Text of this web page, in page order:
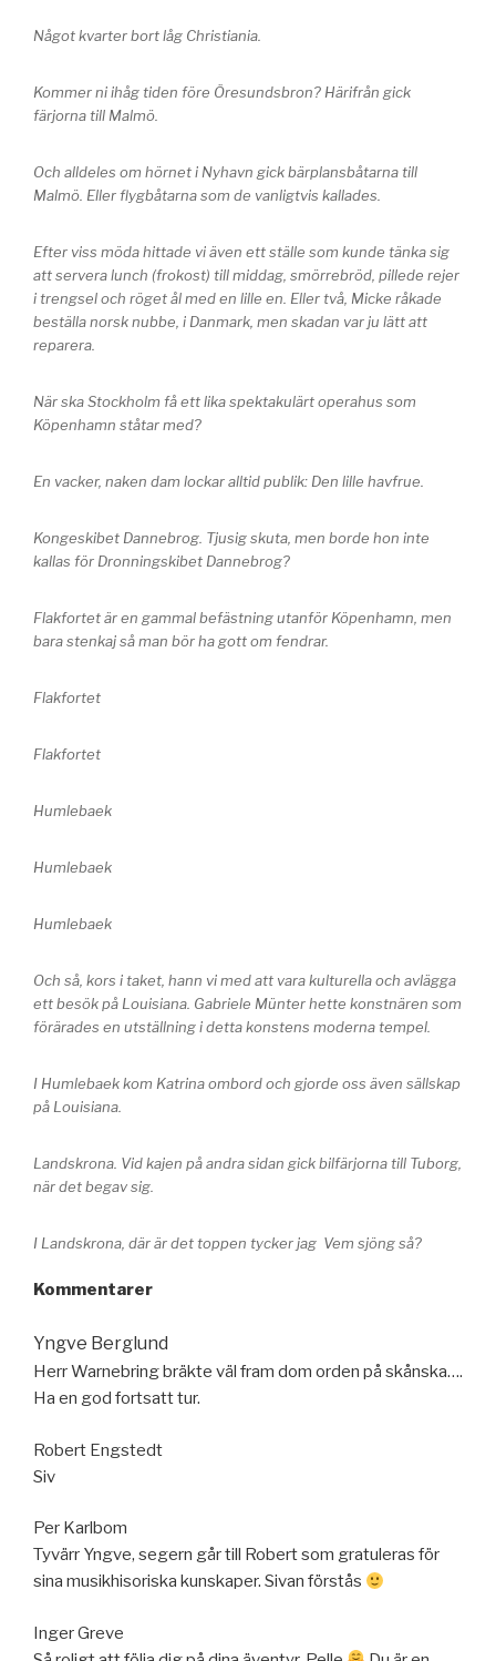
Något kvarter bort låg Christiania.
Kommer ni ihåg tiden före Öresundsbron? Härifrån gick
färjorna till Malmö.
Och alldeles om hörnet i Nyhavn gick bärplansbåtarna till
Malmö. Eller flygbåtarna som de vanligtvis kallades.
Efter viss möda hittade vi även ett ställe som kunde tänka sig
att servera lunch (frokost) till middag, smörrebröd, pillede rejer
i trengsel och röget ål med en lille en. Eller två, Micke råkade
beställa norsk nubbe, i Danmark, men skadan var ju lätt att
reparera.
När ska Stockholm få ett lika spektakulärt operahus som
Köpenhamn ståtar med?
En vacker, naken dam lockar alltid publik: Den lille havfrue.
Kongeskibet Dannebrog. Tjusig skuta, men borde hon inte
kallas för Dronningskibet Dannebrog?
Flakfortet är en gammal befästning utanför Köpenhamn, men
bara stenkaj så man bör ha gott om fendrar.
Flakfortet
Flakfortet
Humlebaek
Humlebaek
Humlebaek
Och så, kors i taket, hann vi med att vara kulturella och avlägga
ett besök på Louisiana. Gabriele Münter hette konstnären som
förärades en utställning i detta konstens moderna tempel.
I Humlebaek kom Katrina ombord och gjorde oss även sällskap
på Louisiana.
Landskrona. Vid kajen på andra sidan gick bilfärjorna till Tuborg,
när det begav sig.
I Landskrona, där är det toppen tycker jag Vem sjöng så?
Kommentarer
Yngve Berglund
Herr Warnebring bräkte väl fram dom orden på skånska….
Ha en god fortsatt tur.
Robert Engstedt
Siv
Per Karlbom
Tyvärr Yngve, segern går till Robert som gratuleras för
sina musikhisoriska kunskaper. Sivan förstås
Inger Greve